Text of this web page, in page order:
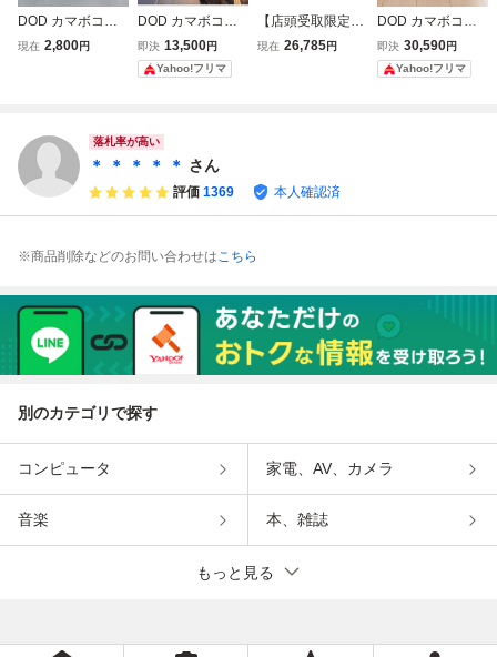
DOD カマボコテ
ントミニ用マット
844001
現在 2,800円
DOD カマボコテ
ントM用 カマ シー
ルド 新品未使用
即決 13,500円
Yahoo!フリマ
【店頭受取限定】
DOD T5-689-TN T
現在 26,785円
DOD カマボコテ
ント 2人用
即決 30,590円
Yahoo!フリマ
落札率が高い
＊ ＊ ＊ ＊ ＊ さん
評価 1369 本人確認済
※商品削除などのお問い合わせはこちら
別のカテゴリで探す
コンピュータ 家電、AV、カメラ
音楽 本、雑誌
もっと見る